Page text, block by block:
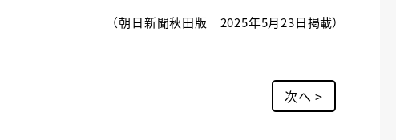
（朝日新聞秋田版 2025年5月23日掲載）
次へ >